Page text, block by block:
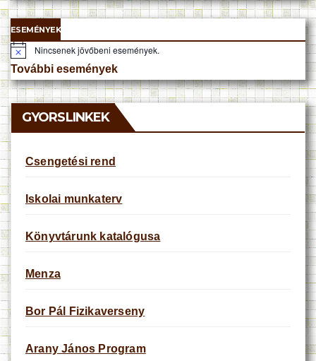
ESEMÉNYEK
N
o
t
i
c
e
Nincsenek jövőbeni események.
További események
GYORSLINKEK
Csengetési rend
Iskolai munkaterv
Könyvtárunk katalógusa
Menza
Bor Pál Fizikaverseny
Arany János Program